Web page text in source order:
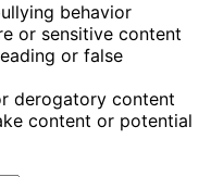
behavior
or sensitive content
or false
derogatory content
content or potential